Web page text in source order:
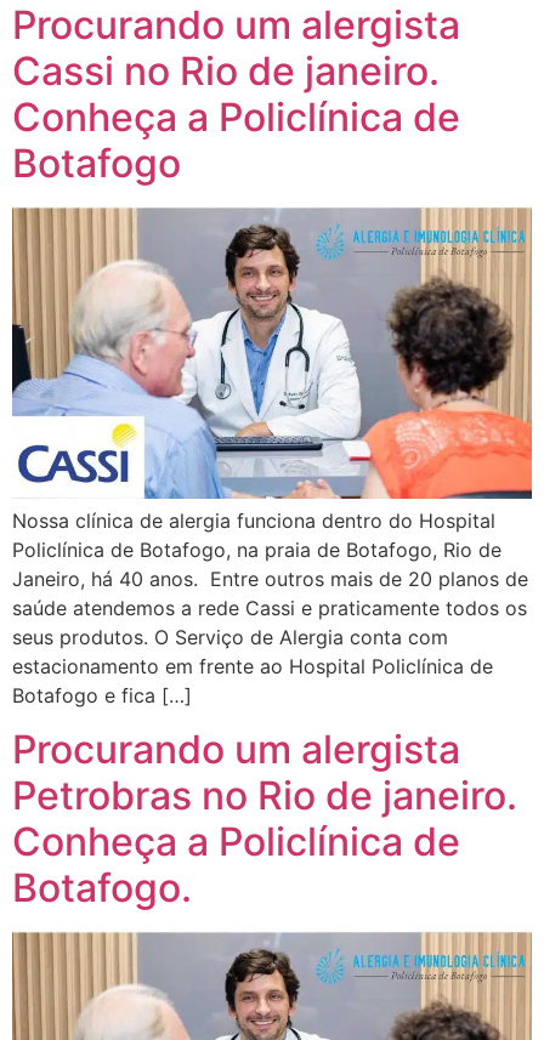
Procurando um alergista
Cassi no Rio de janeiro.
Conheça a Policlínica de
Botafogo
Nossa clínica de alergia funciona dentro do Hospital
Policlínica de Botafogo, na praia de Botafogo, Rio de
Janeiro, há 40 anos. Entre outros mais de 20 planos de
saúde atendemos a rede Cassi e praticamente todos os
seus produtos. O Serviço de Alergia conta com
estacionamento em frente ao Hospital Policlínica de
Botafogo e fica […]
Procurando um alergista
Petrobras no Rio de janeiro.
Conheça a Policlínica de
Botafogo.